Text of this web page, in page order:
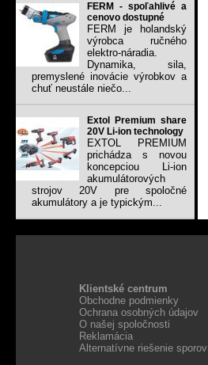
FERM - spoľahlivé a
cenovo dostupné
FERM je holandský
výrobca ručného
elektro-náradia.
Dynamika, sila,
premyslené inovácie výrobkov a
chuť neustále niečo...
Extol Premium share
20V Li-ion technology
EXTOL PREMIUM
prichádza s novou
koncepciou Li-ion
akumulátorových
strojov 20V pre spoločné
akumulátory a je typickým...
Klientské centrum
Obchodne podmienky
Ochrana osobných údajov
O našej spoločnosti
Reklamácia
Alternatívne riešenie sporov